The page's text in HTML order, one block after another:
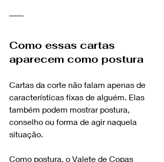
Como essas cartas
aparecem como postura
Cartas da corte não falam apenas de
características fixas de alguém. Elas
também podem mostrar postura,
conselho ou forma de agir naquela
situação.
Como postura, o Valete de Copas